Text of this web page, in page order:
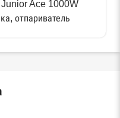
Junior Ace 1000W
отпариватель